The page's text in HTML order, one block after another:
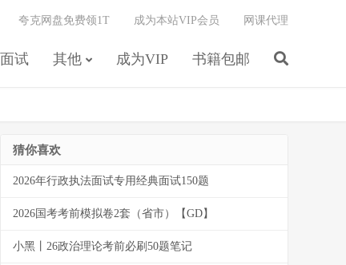
面试 其他 成为VIP 书籍包邮
夸克网盘免费领1T 成为本站VIP会员 网课代理
猜你喜欢
2026年行政执法面试专用经典面试150题
2026国考考前模拟卷2套（省市）【GD】
小黑丨26政治理论考前必刷50题笔记